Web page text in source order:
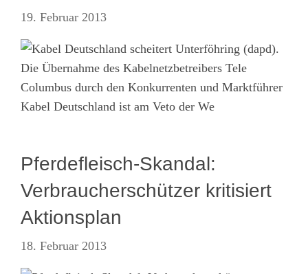
19. Februar 2013
Unterföhring (dapd).
Die Übernahme des Kabelnetzbetreibers Tele
Columbus durch den Konkurrenten und Marktführer
Kabel Deutschland ist am Veto der We
Pferdefleisch-Skandal:
Verbraucherschützer kritisiert
Aktionsplan
18. Februar 2013